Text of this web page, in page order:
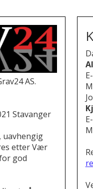
AS.
Stavanger
uavhengig
etter Vær
god